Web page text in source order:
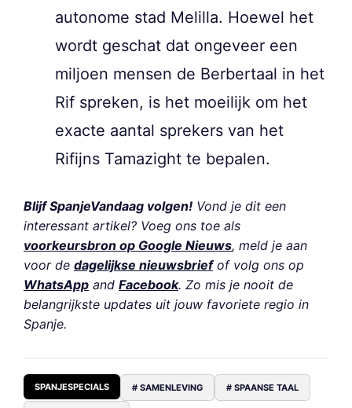
autonome stad Melilla. Hoewel het
wordt geschat dat ongeveer een
miljoen mensen de Berbertaal in het
Rif spreken, is het moeilijk om het
exacte aantal sprekers van het
Rifijns Tamazight te bepalen.
Blijf SpanjeVandaag volgen! Vond je dit een
interessant artikel? Voeg ons toe als
voorkeursbron op Google Nieuws, meld je aan
voor de dagelijkse nieuwsbriefof volg ons op
WhatsApp and Facebook. Zo mis je nooit de
belangrijkste updates uit jouw favoriete regio in
Spanje.
SPANJESPECIALS # SAMENLEVING # SPAANSE TAAL